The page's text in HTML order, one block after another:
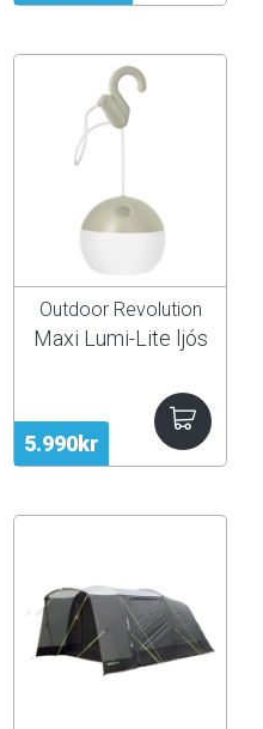
5.990kr
Outdoor Revolution
Maxi Lumi-Lite ljós